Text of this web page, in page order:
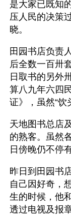
是大家已既知
压人民的决策
晓。
田园书店负责
后全数一百卅
日取书的另外
算八九年六四
证》，虽然“饮
天地图书总店
的熟客。虽然
日傍晚仍不停
昨日到田园书
自己因好奇，
生的时候，他
透过电视及报